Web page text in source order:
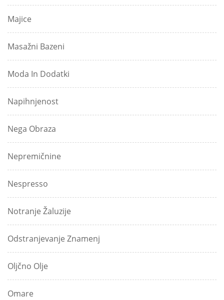
Majice
Masažni Bazeni
Moda In Dodatki
Napihnjenost
Nega Obraza
Nepremičnine
Nespresso
Notranje Žaluzije
Odstranjevanje Znamenj
Oljčno Olje
Omare